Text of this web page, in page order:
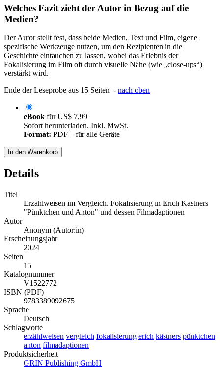
Welches Fazit zieht der Autor in Bezug auf die
Medien?
Der Autor stellt fest, dass beide Medien, Text und Film, eigene
spezifische Werkzeuge nutzen, um den Rezipienten in die
Geschichte eintauchen zu lassen, wobei das Erlebnis der
Fokalisierung im Film oft durch visuelle Nähe (wie „close-ups“)
verstärkt wird.
Ende der Leseprobe aus 15 Seiten - nach oben
eBook fürUS$ 7,99
Sofort herunterladen. Inkl. MwSt.
Format: PDF – für alle Geräte
In den Warenkorb
Details
Titel
Erzählweisen im Vergleich. Fokalisierung in Erich Kästners
"Pünktchen und Anton" und dessen Filmadaptionen
Autor
Anonym (Autor:in)
Erscheinungsjahr
2024
Seiten
15
Katalognummer
V1522772
ISBN (PDF)
9783389092675
Sprache
Deutsch
Schlagworte
erzählweisen vergleich fokalisierung erich kästners pünktchen
anton filmadaptionen
Produktsicherheit
GRIN Publishing GmbH